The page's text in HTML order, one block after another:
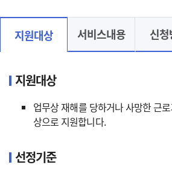
지원대상 서비스내용 신청
지원대상
업무상 재해를 당하거나 사망한 근
상으로 지원합니다.
선정기준